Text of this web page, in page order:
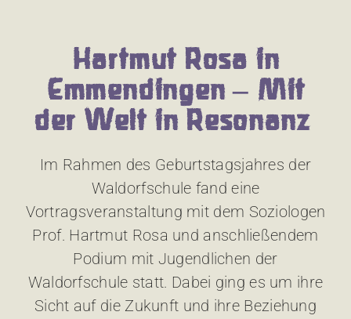
Hartmut Rosa in
Emmendingen – Mit
der Welt in Resonanz
Im Rahmen des Geburtstagsjahres der
Waldorfschule fand eine
Vortragsveranstaltung mit dem Soziologen
Prof. Hartmut Rosa und anschließendem
Podium mit Jugendlichen der
Waldorfschule statt. Dabei ging es um ihre
Sicht auf die Zukunft und ihre Beziehung